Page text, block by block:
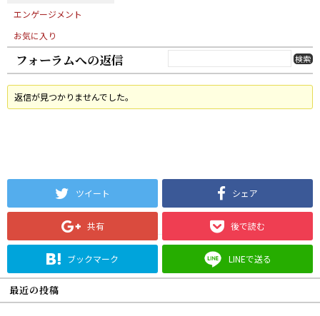
エンゲージメント
お気に入り
フォーラムへの返信
返信が見つかりませんでした。
ツイート シェア
共有 後で読む
ブックマーク LINEで送る
最近の投稿